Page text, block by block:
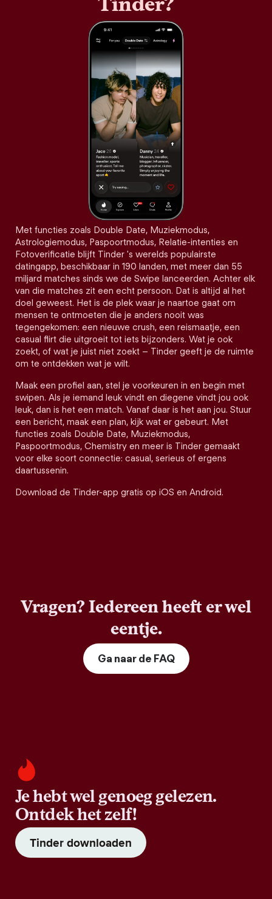
Met functies zoals Double Date, Muziekmodus,
Astrologiemodus, Paspoortmodus, Relatie-intenties en
Fotoverificatie blijft Tinder 's werelds populairste
datingapp, beschikbaar in 190 landen, met meer dan 55
miljard matches sinds we de Swipe lanceerden. Achter elk
van die matches zit een echt persoon. Dat is altijd al het
doel geweest. Het is de plek waar je naartoe gaat om
mensen te ontmoeten die je anders nooit was
tegengekomen: een nieuwe crush, een reismaatje, een
casual flirt die uitgroeit tot iets bijzonders. Wat je ook
zoekt, of wat je juist niet zoekt – Tinder geeft je de ruimte
om te ontdekken wat je wilt.
Maak een profiel aan, stel je voorkeuren in en begin met
swipen. Als je iemand leuk vindt en diegene vindt jou ook
leuk, dan is het een match. Vanaf daar is het aan jou. Stuur
een bericht, maak een plan, kijk wat er gebeurt. Met
functies zoals Double Date, Muziekmodus,
Paspoortmodus, Chemistry en meer is Tinder gemaakt
voor elke soort connectie: casual, serieus of ergens
daartussenin.
Download de Tinder-app gratis op iOS en Android.
Vragen? Iedereen heeft er wel
eentje.
Ga naar de FAQ
Je hebt wel genoeg gelezen.
Ontdek het zelf!
Tinder downloaden